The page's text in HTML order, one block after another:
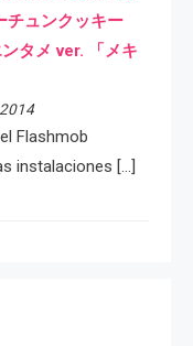
チュンクッキー
タメ ver. 「メキ
Flashmob
instalaciones […]